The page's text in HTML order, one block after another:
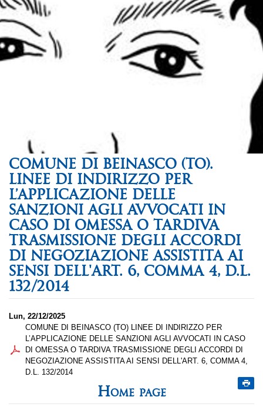
COMUNE DI BEINASCO (TO).
LINEE DI INDIRIZZO PER
L’APPLICAZIONE DELLE
SANZIONI AGLI AVVOCATI IN
CASO DI OMESSA O TARDIVA
TRASMISSIONE DEGLI ACCORDI
DI NEGOZIAZIONE ASSISTITA AI
SENSI DELL'ART. 6, COMMA 4, D.L.
132/2014
Lun, 22/12/2025
COMUNE DI BEINASCO (TO) LINEE DI INDIRIZZO PER
L’APPLICAZIONE DELLE SANZIONI AGLI AVVOCATI IN CASO
DI OMESSA O TARDIVA TRASMISSIONE DEGLI ACCORDI DI
NEGOZIAZIONE ASSISTITA AI SENSI DELL'ART. 6, COMMA 4,
D.L. 132/2014
Home page